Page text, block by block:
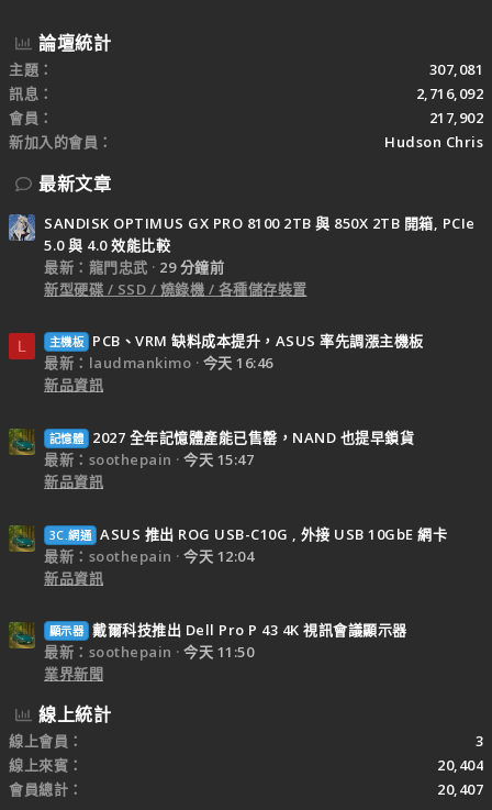
論壇統計
主題
307,081
訊息
2,716,092
會員
217,902
新加入的會員
Hudson Chris
最新文章
SANDISK OPTIMUS GX PRO 8100 2TB 與 850X 2TB 開箱, PCIe
5.0 與 4.0 效能比較
最新：龍門忠武
29 分鐘前
新型硬碟 / SSD / 燒錄機 / 各種儲存裝置
L 主機板
PCB、VRM 缺料成本提升，ASUS 率先調漲主機板
最新：laudmankimo
今天 16:46
新品資訊
記憶體
2027 全年記憶體產能已售罄，NAND 也提早鎖貨
最新：soothepain
今天 15:47
新品資訊
3C.網通 ASUS 推出 ROG USB-C10G , 外接 USB 10GbE 網卡
最新：soothepain
今天 12:04
新品資訊
顯示器 戴爾科技推出 Dell Pro P 43 4K 視訊會議顯示器
最新：soothepain
今天 11:50
業界新聞
線上統計
線上會員
3
線上來賓
20,404
會員總計
20,407